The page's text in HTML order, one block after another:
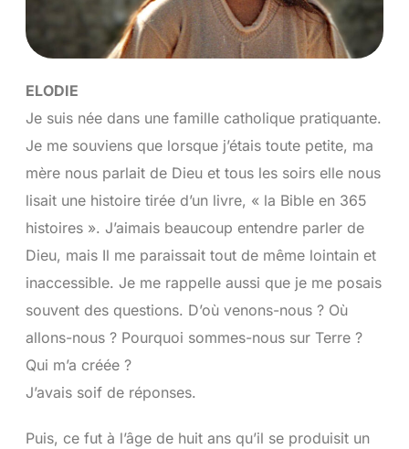
ELODIE
Je suis née dans une famille catholique pratiquante.
Je me souviens que lorsque j’étais toute petite, ma
mère nous parlait de Dieu et tous les soirs elle nous
lisait une histoire tirée d’un livre, « la Bible en 365
histoires ». J’aimais beaucoup entendre parler de
Dieu, mais Il me paraissait tout de même lointain et
inaccessible. Je me rappelle aussi que je me posais
souvent des questions. D’où venons-nous ? Où
allons-nous ? Pourquoi sommes-nous sur Terre ?
Qui m’a créée ?
J’avais soif de réponses.
Puis, ce fut à l’âge de huit ans qu’il se produisit un